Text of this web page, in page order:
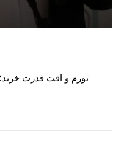
تورم و افت قدرت